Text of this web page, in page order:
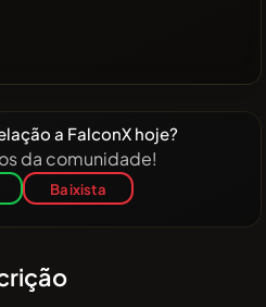
a FalconX hoje?
da comunidade!
Baixista